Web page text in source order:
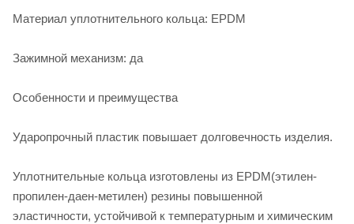
Материал уплотнительного кольца: EPDM
Зажимной механизм: да
Особенности и преимущества
Ударопрочный пластик повышает долговечность изделия.
Уплотнительные кольца изготовлены из EPDM(этилен-
пропилен-даен-метилен) резины повышенной
эластичности, устойчивой к температурным и химическим